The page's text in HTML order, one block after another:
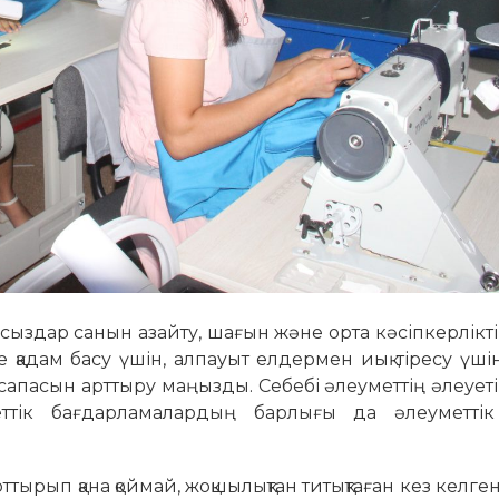
санын азайту, шағын және орта
қадам басу үшін, алпауыт елдермен иық тіресу
арттыру маңызды. Себебі әлеуметтің
бағдарламалардың барлығы да әлеуметтік
қана қоймай, жоқшылықтан титықтаған кез